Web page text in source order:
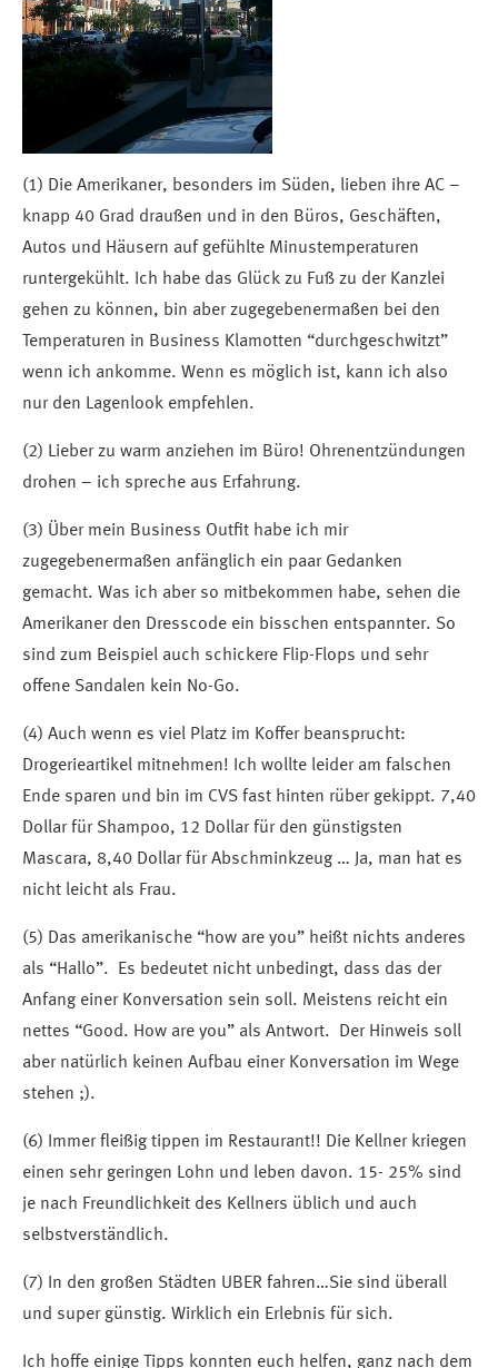
(1) Die Amerikaner, besonders im Süden, lieben ihre AC –
knapp 40 Grad draußen und in den Büros, Geschäften,
Autos und Häusern auf gefühlte Minustemperaturen
runtergekühlt. Ich habe das Glück zu Fuß zu der Kanzlei
gehen zu können, bin aber zugegebenermaßen bei den
Temperaturen in Business Klamotten “durchgeschwitzt”
wenn ich ankomme. Wenn es möglich ist, kann ich also
nur den Lagenlook empfehlen.
(2) Lieber zu warm anziehen im Büro! Ohrenentzündungen
drohen – ich spreche aus Erfahrung.
(3) Über mein Business Outfit habe ich mir
zugegebenermaßen anfänglich ein paar Gedanken
gemacht. Was ich aber so mitbekommen habe, sehen die
Amerikaner den Dresscode ein bisschen entspannter. So
sind zum Beispiel auch schickere Flip-Flops und sehr
offene Sandalen kein No-Go.
(4) Auch wenn es viel Platz im Koffer beansprucht:
Drogerieartikel mitnehmen! Ich wollte leider am falschen
Ende sparen und bin im CVS fast hinten rüber gekippt. 7,40
Dollar für Shampoo, 12 Dollar für den günstigsten
Mascara, 8,40 Dollar für Abschminkzeug … Ja, man hat es
nicht leicht als Frau.
(5) Das amerikanische “how are you” heißt nichts anderes
als “Hallo”. Es bedeutet nicht unbedingt, dass das der
Anfang einer Konversation sein soll. Meistens reicht ein
nettes “Good. How are you” als Antwort. Der Hinweis soll
aber natürlich keinen Aufbau einer Konversation im Wege
stehen ;).
(6) Immer fleißig tippen im Restaurant!! Die Kellner kriegen
einen sehr geringen Lohn und leben davon. 15- 25% sind
je nach Freundlichkeit des Kellners üblich und auch
selbstverständlich.
(7) In den großen Städten UBER fahren…Sie sind überall
und super günstig. Wirklich ein Erlebnis für sich.
Ich hoffe einige Tipps konnten euch helfen, ganz nach dem